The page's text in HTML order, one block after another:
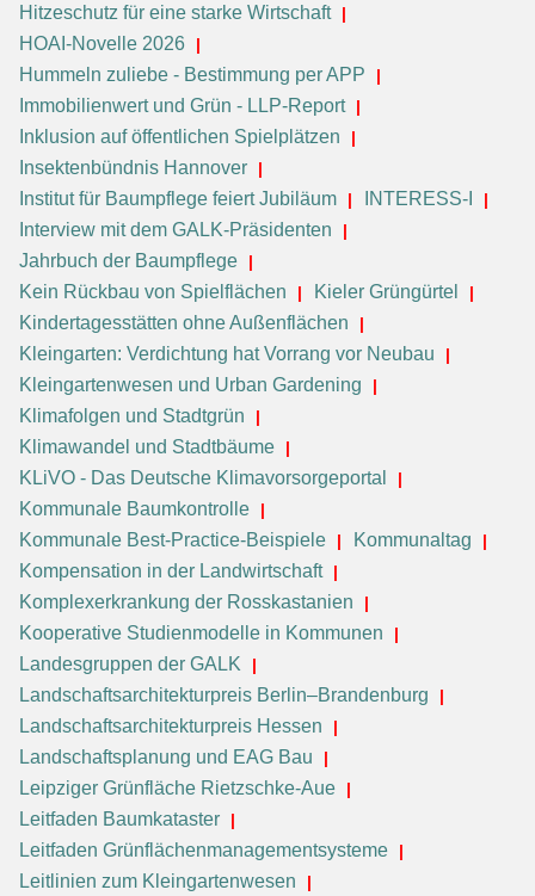
Hitzeschutz für eine starke Wirtschaft
HOAI-Novelle 2026
Hummeln zuliebe - Bestimmung per APP
Immobilienwert und Grün - LLP-Report
Inklusion auf öffentlichen Spielplätzen
Insektenbündnis Hannover
Institut für Baumpflege feiert Jubiläum
INTERESS-I
Interview mit dem GALK-Präsidenten
Jahrbuch der Baumpflege
Kein Rückbau von Spielflächen
Kieler Grüngürtel
Kindertagesstätten ohne Außenflächen
Kleingarten: Verdichtung hat Vorrang vor Neubau
Kleingartenwesen und Urban Gardening
Klimafolgen und Stadtgrün
Klimawandel und Stadtbäume
KLiVO - Das Deutsche Klimavorsorgeportal
Kommunale Baumkontrolle
Kommunale Best-Practice-Beispiele
Kommunaltag
Kompensation in der Landwirtschaft
Komplexerkrankung der Rosskastanien
Kooperative Studienmodelle in Kommunen
Landesgruppen der GALK
Landschaftsarchitekturpreis Berlin–Brandenburg
Landschaftsarchitekturpreis Hessen
Landschaftsplanung und EAG Bau
Leipziger Grünfläche Rietzschke-Aue
Leitfaden Baumkataster
Leitfaden Grünflächenmanagementsysteme
Leitlinien zum Kleingartenwesen